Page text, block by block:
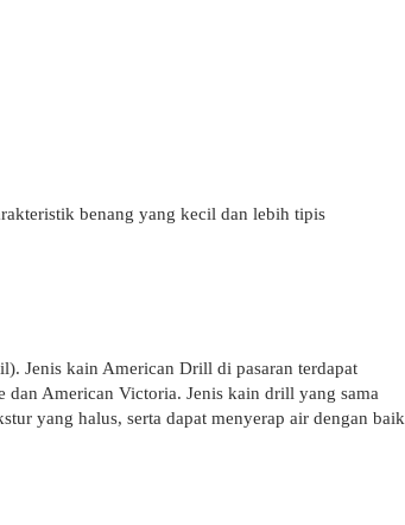
benang yang kecil dan lebih tipis
Jenis kain American Drill di pasaran terdapat
American Victoria. Jenis kain drill yang sama
yang halus, serta dapat menyerap air dengan baik